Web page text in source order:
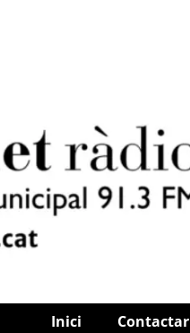
Inici Contactar